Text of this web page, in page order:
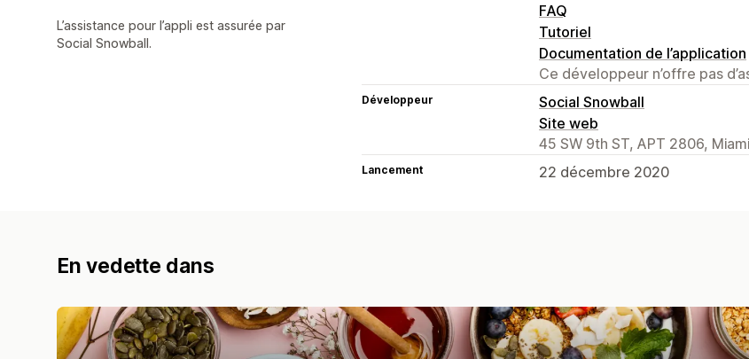
L’assistance pour l’appli est assurée par
Social Snowball.
FAQ
Tutoriel
Documentation de l’application
Ce développeur n’offre pas
Développeur
Social Snowball
Site web
45 SW 9th ST, APT 2806,
Lancement 22 décembre 2020
En vedette dans